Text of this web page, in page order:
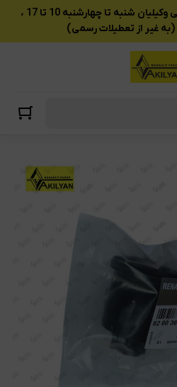
ساعت کاری مرکزتماس بازرگانی وکیلیان شنبه تا چهارشنبه 10 تا 17 ،